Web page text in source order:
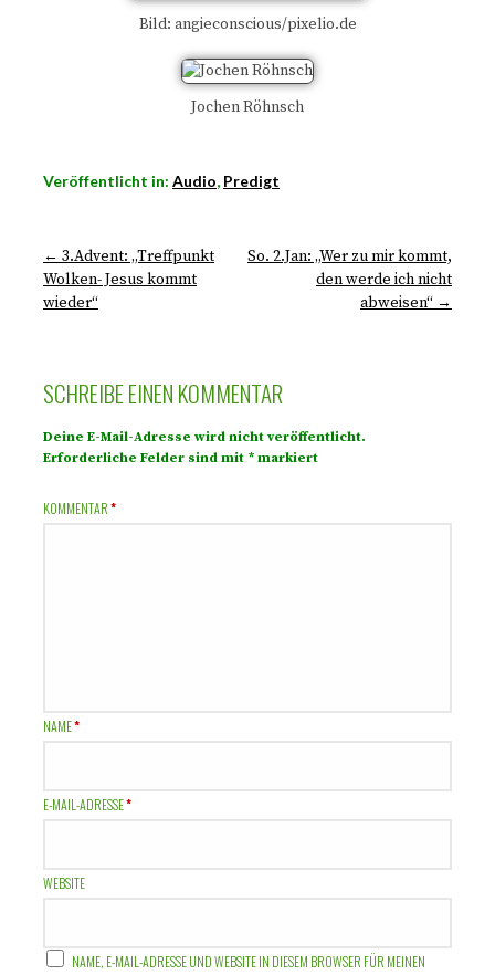
Bild: angieconscious/pixelio.de
Jochen Röhnsch
Veröffentlicht in: Audio, Predigt
← 3.Advent: „Treffpunkt
Wolken- Jesus kommt
wieder“
So. 2.Jan: „Wer zu mir kommt,
den werde ich nicht
abweisen“ →
SCHREIBE EINEN KOMMENTAR
Deine E-Mail-Adresse wird nicht veröffentlicht.
Erforderliche Felder sind mit * markiert
KOMMENTAR*
NAME*
E-MAIL-ADRESSE*
WEBSITE
NAME, E-MAIL-ADRESSE UND WEBSITE IN DIESEM BROWSER FÜR MEINEN